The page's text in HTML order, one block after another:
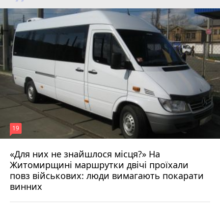
«Для них не знайшлося місця?» На
Житомирщині маршрутки двічі проїхали
повз військових: люди вимагають покарати
винних
19
17 липня 2026 р.